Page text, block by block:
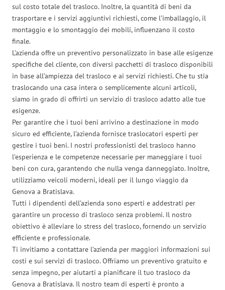
sul costo totale del trasloco. Inoltre, la quantità di beni da
trasportare e i servizi aggiuntivi richiesti, come l’imballaggio, il
montaggio e lo smontaggio dei mobili, influenzano il costo
finale.
L’azienda offre un preventivo personalizzato in base alle esigenze
specifiche del cliente, con diversi pacchetti di trasloco disponibili
in base all’ampiezza del trasloco e ai servizi richiesti. Che tu stia
traslocando una casa intera o semplicemente alcuni articoli,
siamo in grado di offrirti un servizio di trasloco adatto alle tue
esigenze.
Per garantire che i tuoi beni arrivino a destinazione in modo
sicuro ed efficiente, l’azienda fornisce traslocatori esperti per
gestire i tuoi beni. I nostri professionisti del trasloco hanno
l’esperienza e le competenze necessarie per maneggiare i tuoi
beni con cura, garantendo che nulla venga danneggiato. Inoltre,
utilizziamo veicoli moderni, ideali per il lungo viaggio da
Genova a Bratislava.
Tutti i dipendenti dell’azienda sono esperti e addestrati per
garantire un processo di trasloco senza problemi. Il nostro
obiettivo è alleviare lo stress del trasloco, fornendo un servizio
efficiente e professionale.
Ti invitiamo a contattare l’azienda per maggiori informazioni sui
costi e sui servizi di trasloco. Offriamo un preventivo gratuito e
senza impegno, per aiutarti a pianificare il tuo trasloco da
Genova a Bratislava. Il nostro team di esperti è pronto a